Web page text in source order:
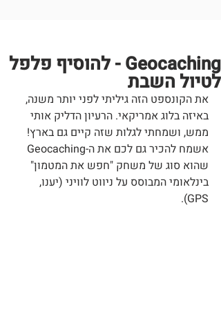
Geocaching - להוסיף פלפל
לטיול השבת
את הקונספט הזה גיליתי לפני יותר משנה,
באיזה בלוג אמריקאי. הרעיון הדליק אותי
ממש, ושמחתי לגלות שזה קיים גם בארץ!
שהוא סוג של משחק "חפש את המטמון"
בינלאומי המבוסס על ניווט לוויני (יענו,
GPS).